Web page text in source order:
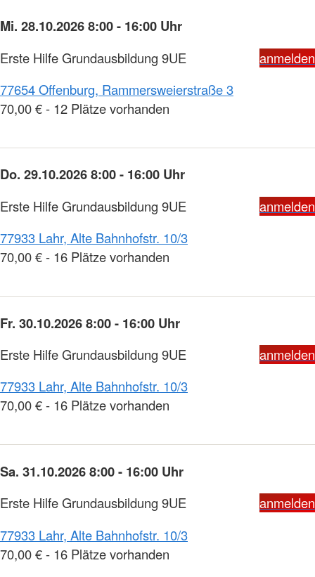
Mi. 28.10.2026 8:00 - 16:00 Uhr
Erste Hilfe Grundausbildung 9UE
anmelden
77654 Offenburg, Rammersweierstraße 3
70,00 € - 12 Plätze vorhanden
Do. 29.10.2026 8:00 - 16:00 Uhr
Erste Hilfe Grundausbildung 9UE
anmelden
77933 Lahr, Alte Bahnhofstr. 10/3
70,00 € - 16 Plätze vorhanden
Fr. 30.10.2026 8:00 - 16:00 Uhr
Erste Hilfe Grundausbildung 9UE
anmelden
77933 Lahr, Alte Bahnhofstr. 10/3
70,00 € - 16 Plätze vorhanden
Sa. 31.10.2026 8:00 - 16:00 Uhr
Erste Hilfe Grundausbildung 9UE
anmelden
77933 Lahr, Alte Bahnhofstr. 10/3
70,00 € - 16 Plätze vorhanden